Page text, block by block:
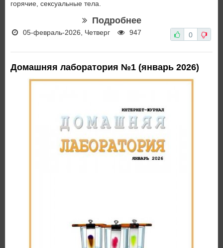
горячие, сексуальные тела.
Подробнее
05-февраль-2026, Четверг 947 0
Домашняя лаборатория №1 (январь 2026)